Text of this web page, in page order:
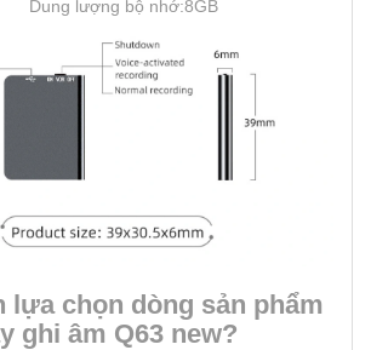
Dung lượng bộ nhớ:8GB
lựa chọn dòng sản phẩm
ghi âm Q63 new?